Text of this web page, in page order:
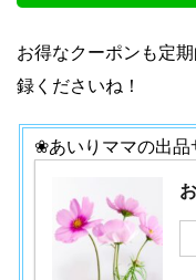
お得なクーポンも定
録くださいね！
❀あいりママの出